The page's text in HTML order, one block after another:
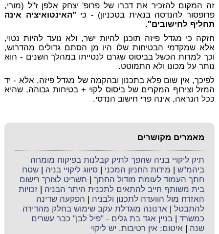
זה המקום להזכיר את דברו של פרופ' יצחק אלפן ז"ל (מורי,
פרופסור להנדסה בנאית בטכניון) - כי "האינטואיציה אינה
תחליף לחישובים".
חזקה כי מגדל פיזה תוכנן להיות ישר, ולא נועד להיות נטוי,
אלא שמקדמי הבטיחות שלו היו מן הסתם גדולים מהדרוש,
וכך למרות הכשל בביסוס שגרם לנטייתו במהלך השנים - הוא
נותר על מכונו ולא התמוטט.
לפיכך, אין שום פלא בתכנון ובהקמה של מגדל פיזה, אלא - יד
המזל וצירוף המקרים של ביסוס לקוי + בטיחות גבוהה, שהיא
ככל הנראה, אינה פרי חישוב הנדסי.
מאמרים מקושרים
תיק ליקויי בניה שהפך לתיק קבלנות בפיקוח מומחה
ביהמ"ש
מידות החניון המכני |סיווג ליקויי בניה |שטח
חתך העמוד לעומת מודול החתך
תשריט לצורך רישום
בית משותף חייב להתאים לתכנית היתר הבניה |זכויות
האזרח מול הוועדה לתכנון ולבניה
הפקעה שדינה
להתבטל |ארנונה מוגדלת עקב שימוש בחלק מהדירה
כמשרד |בניין אגד בת גלים - "פיל לבן" כבר עשרים
שנה |איטום: אין רטיבות, יש ליקוי